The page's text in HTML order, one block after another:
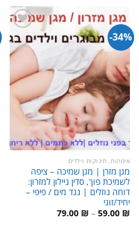
34%-
אימהות, תינוקות וילדים
מגן מזרן | מגן שמיכה – ציפה
לשמיכת פוך, סדין ניילון למזרון:
דוחה נוזלים | נגד מים / פיפי –
יחיד/זוגי
59.00 ₪
–
79.00 ₪ טווח
מחירים: